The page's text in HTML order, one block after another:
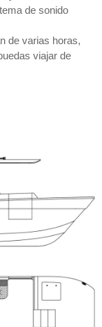
de sonido
de varias horas,
viajar de